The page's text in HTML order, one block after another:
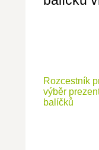
Rozcestník
výběr
balíčků